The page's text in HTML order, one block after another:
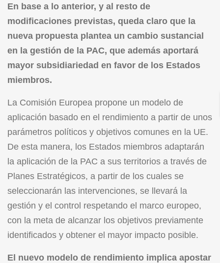
En base a lo anterior, y al resto de
modificaciones previstas, queda claro que la
nueva propuesta plantea un cambio sustancial
en la gestión de la PAC, que además aportará
mayor subsidiariedad en favor de los Estados
miembros.
La Comisión Europea propone un modelo de
aplicación basado en el rendimiento a partir de unos
parámetros políticos y objetivos comunes en la UE.
De esta manera, los Estados miembros adaptarán
la aplicación de la PAC a sus territorios a través de
Planes Estratégicos, a partir de los cuales se
seleccionarán las intervenciones, se llevará la
gestión y el control respetando el marco europeo,
con la meta de alcanzar los objetivos previamente
identificados y obtener el mayor impacto posible.
El nuevo modelo de rendimiento implica apostar